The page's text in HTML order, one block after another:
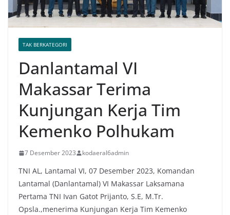
TAK BERKATEGORI
Danlantamal VI
Makassar Terima
Kunjungan Kerja Tim
Kemenko Polhukam
7 Desember 2023 kodaeral6admin
TNI AL, Lantamal VI, 07 Desember 2023, Komandan
Lantamal (Danlantamal) VI Makassar Laksamana
Pertama TNI Ivan Gatot Prijanto, S.E, M.Tr.
Opsla.,menerima Kunjungan Kerja Tim Kemenko